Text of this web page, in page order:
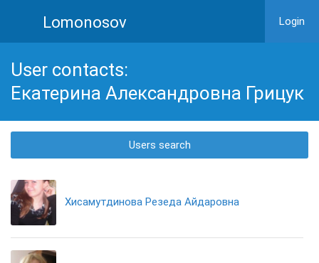
Lomonosov Login
User contacts:
Екатерина Александровна Грицук
Users search
Хисамутдинова Резеда Айдаровна